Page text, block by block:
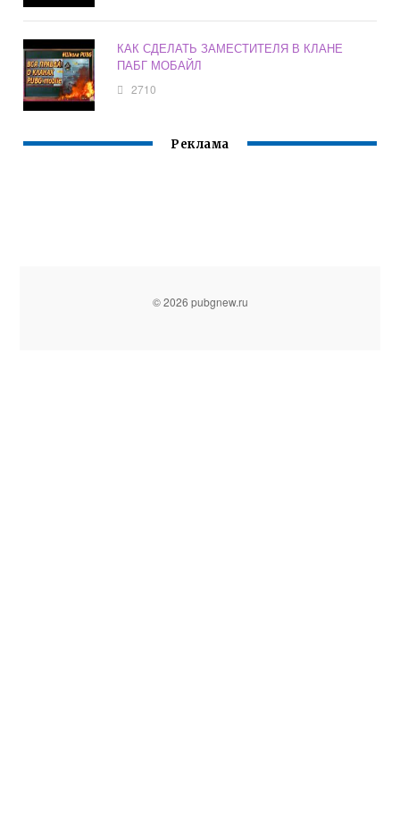
КАК СДЕЛАТЬ ЗАМЕСТИТЕЛЯ В КЛАНЕ
ПАБГ МОБАЙЛ
2710
Реклама
© 2026 pubgnew.ru